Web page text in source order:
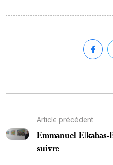
Article précédent
Emmanuel
suivre